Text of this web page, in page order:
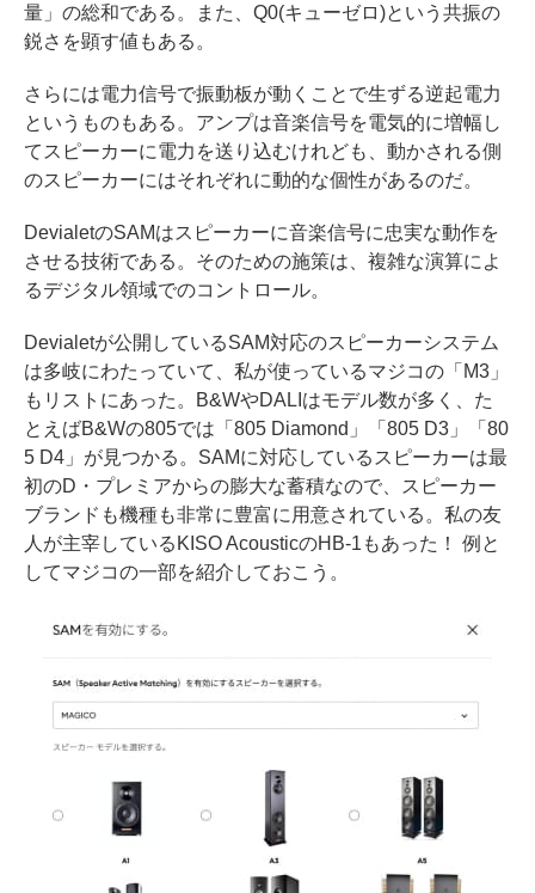
量」の総和である。また、Q0(キューゼロ)という共振の
鋭さを顕す値もある。
さらには電力信号で振動板が動くことで生ずる逆起電力
というものもある。アンプは音楽信号を電気的に増幅し
てスピーカーに電力を送り込むけれども、動かされる側
のスピーカーにはそれぞれに動的な個性があるのだ。
DevialetのSAMはスピーカーに音楽信号に忠実な動作を
させる技術である。そのための施策は、複雑な演算によ
るデジタル領域でのコントロール。
Devialetが公開しているSAM対応のスピーカーシステム
は多岐にわたっていて、私が使っているマジコの「M3」
もリストにあった。B&WやDALIはモデル数が多く、た
とえばB&Wの805では「805 Diamond」「805 D3」「80
5 D4」が見つかる。SAMに対応しているスピーカーは最
初のD・プレミアからの膨大な蓄積なので、スピーカー
ブランドも機種も非常に豊富に用意されている。私の友
人が主宰しているKISO AcousticのHB-1もあった！ 例と
してマジコの一部を紹介しておこう。